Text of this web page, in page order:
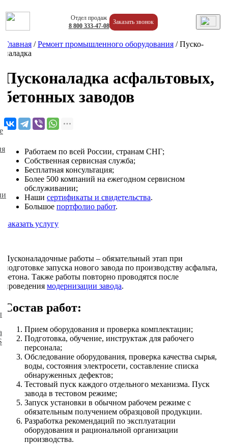
Заказать звонок
Отдел продаж
8 800333-47-08
Главная /Ремонт промышленного оборудования /Пуско-
наладка
Пусконаладка асфальтовых,
бетонных заводов
Работаем по всей России, странам СНГ;
Собственная сервисная служба;
Бесплатная консультация;
Более 500 компаний на ежегодном сервисном
обслуживании;
Наши сертификаты и свидетельства.
Большое портфолио работ.
Заказать услугу
Пусконаладочные работы – обязательный этап при
подготовке запуска нового завода по производству асфальта,
бетона. Также работы повторно проводятся после
проведения модернизации завода.
Состав работ:
Прием оборудования и проверка комплектации;
Подготовка, обучение, инструктаж для рабочего
персонала;
Обследование оборудования, проверка качества сырья,
воды, состояния электросети, составление списка
обнаруженных дефектов;
Тестовый пуск каждого отдельного механизма. Пуск
завода в тестовом режиме;
Запуск установки в обычном рабочем режиме с
обязательным получением образцовой продукции.
Разработка рекомендаций по эксплуатации
оборудования и рациональной организации
производства.